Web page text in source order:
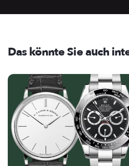
Das könnte Sie auch